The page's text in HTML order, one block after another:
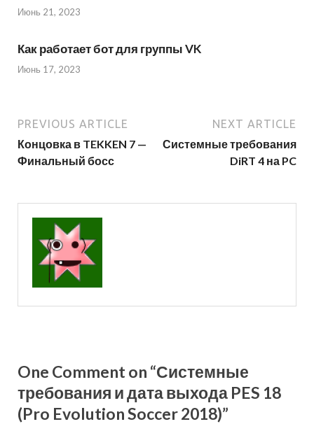
Июнь 21, 2023
Как работает бот для группы VK
Июнь 17, 2023
PREVIOUS ARTICLE
Концовка в TEKKEN 7 —
Финальный босс
NEXT ARTICLE
Системные требования
DiRT 4 на PC
One Comment on “Системные
требования и дата выхода PES 18
(Pro Evolution Soccer 2018)”